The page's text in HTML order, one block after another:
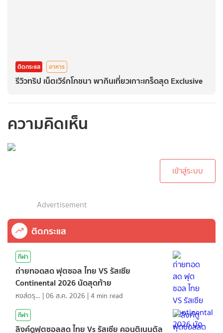
ติดกระแส อาหาร
รีวิวทริป เน็ตเวิร์กโภชนา พากินเที่ยวเกาะเกร็ดสุด Exclusive
ความคิดเห็น
เข้าสู่ระบบ
Advertisement
ติดกระแส
กีฬา
ถ่ายทอดสด ฟุตซอล ไทย VS รัสเซีย
Continental 2026 นัดสุดท้าย
หงส์ดรุณ |06 ส.ค. 2026 |4 min read
กีฬา
ลิงค์ดูฟุตซอลสด ไทย Vs รัสเซีย คอนติเนนตัล